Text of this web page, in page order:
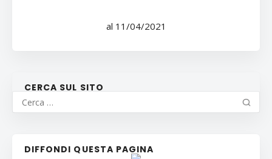
al 11/04/2021
CERCA SUL SITO
DIFFONDI QUESTA PAGINA